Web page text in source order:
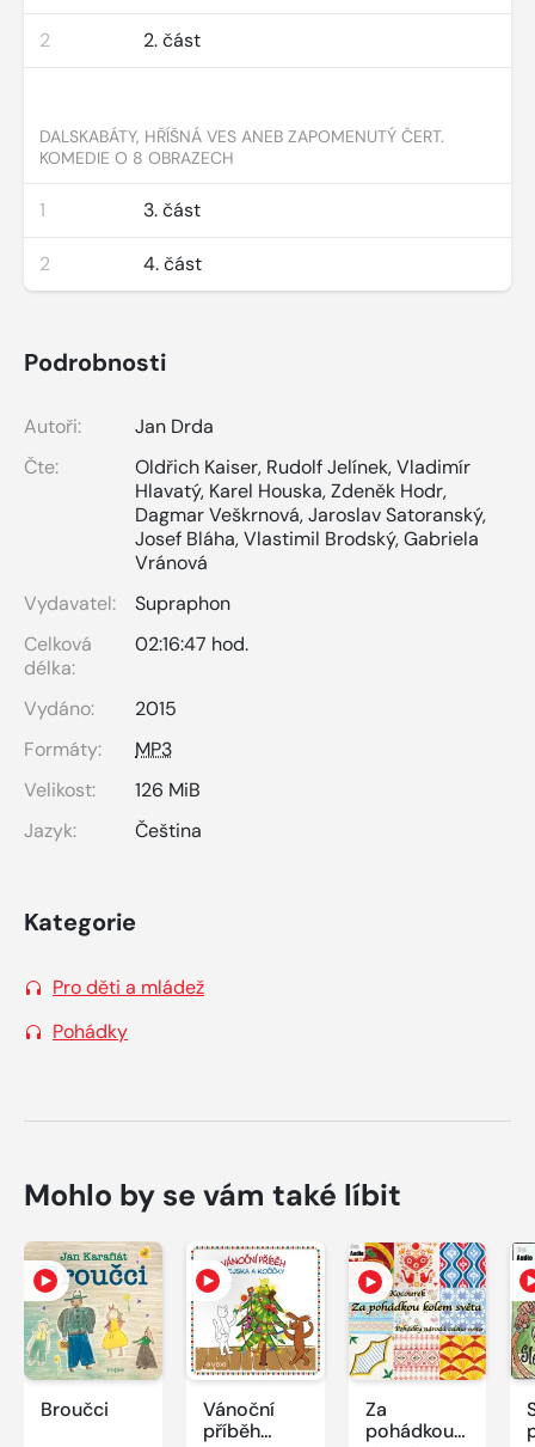
2 2. část
DALSKABÁTY, HŘÍŠNÁ VES ANEB ZAPOMENUTÝ ČERT.
KOMEDIE O 8 OBRAZECH
1 3. část
2 4. část
Podrobnosti
Autoři:
Jan Drda
Čte:
Oldřich Kaiser, Rudolf Jelínek,Vladimír
Hlavatý, Karel Houska,Zdeněk Hodr,
Dagmar Veškrnová,Jaroslav Satoranský,
Josef Bláha,Vlastimil Brodský,Gabriela
Vránová
Vydavatel:
Supraphon
Celková
délka:
02:16:47 hod.
Vydáno:
2015
Formáty:
MP3
Velikost:
126 MiB
Jazyk:
Čeština
Kategorie
Pro děti a mládež
Pohádky
Mohlo by se vám také líbit
Broučci
Vánoční
příběh
Za
pohádkou